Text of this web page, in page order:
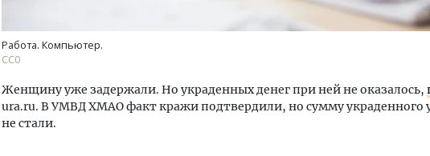
Работа. Компьютер.
СС0
Женщину уже задержали. Но украденных денег при ней не оказалось,
ura.ru. В УМВД ХМАО факт кражи подтвердили, но сумму украденного
не стали.
оставаться на плаву, когда рынок
штормит
плитами становится
стандартом